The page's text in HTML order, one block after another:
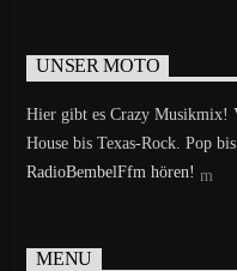
UNSER MOTO
Hier gibt es Crazy Musikmix!
House bis Texas-Rock. Pop
RadioBembelFfm hören!
MENU